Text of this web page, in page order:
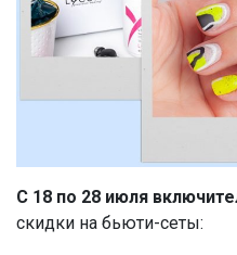
C 18 по 28 июля
скидки на бьюти-сеты: